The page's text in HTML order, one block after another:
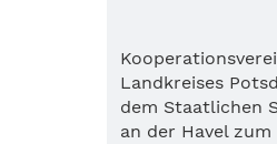
Landkreises
dem Staatlichen
an der Havel